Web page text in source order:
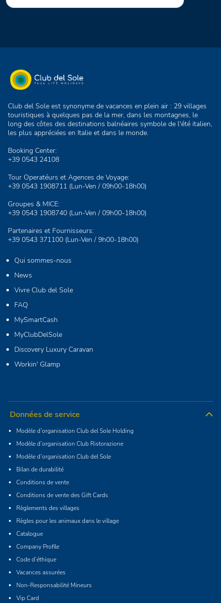
Club del Sole est synonyme de vacances en plein air : 29 villages
touristiques à quelques pas de la mer, dans les montagnes, le
long des côtes des destinations balnéaires symbole de l'été italien,
les plus appréciées en Italie et dans le monde.
Booking Center:
+39 0543 24108
Tour Operatéurs et Agences de Voyage:
+39 0543 1908711 (Lun-Ven / 09h00-18h00)
Groupes & MICE:
+39 0543 1908740 (Lun-Ven / 09h00-18h00)
Partenaires et Fournisseurs:
+39 0543 371100 (Lun-Ven / 9h00-18h00)
Qui sommes-nous
News
Vivre Club del Sole
FAQ
MySmartCash
MyClubDelSole
Discovery Luxury Caravan
Workin' Glamp
Données de service
Modèle d’organisation Club del Sole Holding
Modèle d’organisation Club Ristorazione
Modèle d’organisation Club del Sole
Bilan de durabilité
Conditions de vente
Conditions de vente des Gift Cards
Règlements des villages
Règles pour les animaux dans le village
Catalogue
Company Profile
Code d’éthique
Vacances assurées
Non-Responsabilité Mineurs
Vip Card